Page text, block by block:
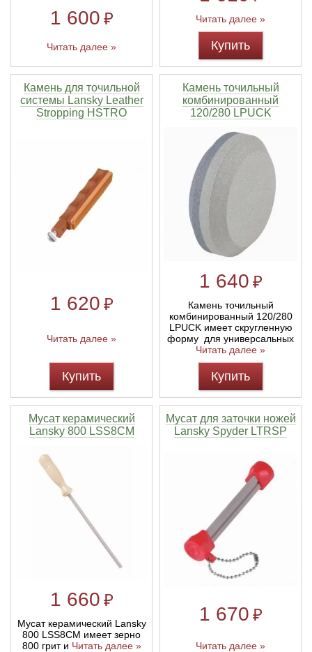
1 600 ₽
Читать далее »
Читать далее »
Купить
Камень для точильной
системы Lansky Leather
Stropping HSTRO
1 620 ₽
Читать далее »
Купить
Камень точильный
комбинированный
120/280 LPUCK
1 640 ₽
Камень точильный
комбинированный 120/280
LPUCK имеет скругленную
форму для универсальных
Читать далее »
Купить
Мусат керамический
Lansky 800 LSS8CM
1 660 ₽
Мусат керамический Lansky
800 LSS8CM имеет зерно
800 грит и Читать далее »
Мусат для заточки ножей
Lansky Spyder LTRSP
1 670 ₽
Читать далее »